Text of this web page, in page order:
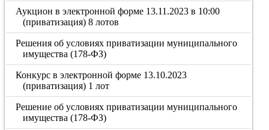
Аукцион в электронной форме 13.11.2023 в 10:00
(приватизация) 8 лотов
Решения об условиях приватизации муниципального
имущества (178-ФЗ)
Конкурс в электронной форме 13.10.2023
(приватизация) 1 лот
Решение об условиях приватизации муниципального
имущества (178-ФЗ)